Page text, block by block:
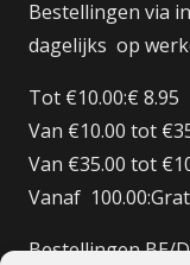
Bestellingen via
dagelijks op
Tot €10.00:€ 8.95
Van €10.00 tot
Van €35.00 tot
Vanaf
Bestellingen BE/